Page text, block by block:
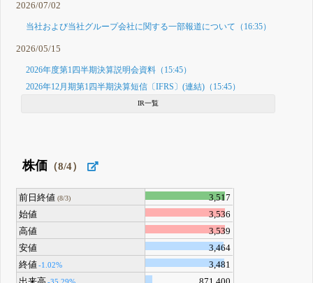
2026/07/02
当社および当社グループ会社に関する一部報道について（16:35）
2026/05/15
2026年度第1四半期決算説明会資料（15:45）
2026年12月期第1四半期決算短信〔IFRS〕(連結)（15:45）
IR一覧
株価 （8/4）
前日終値 (8/3)
3,517
始値
3,536
高値
3,539
安値
3,464
終値-1.02%
3,481
-35.29%